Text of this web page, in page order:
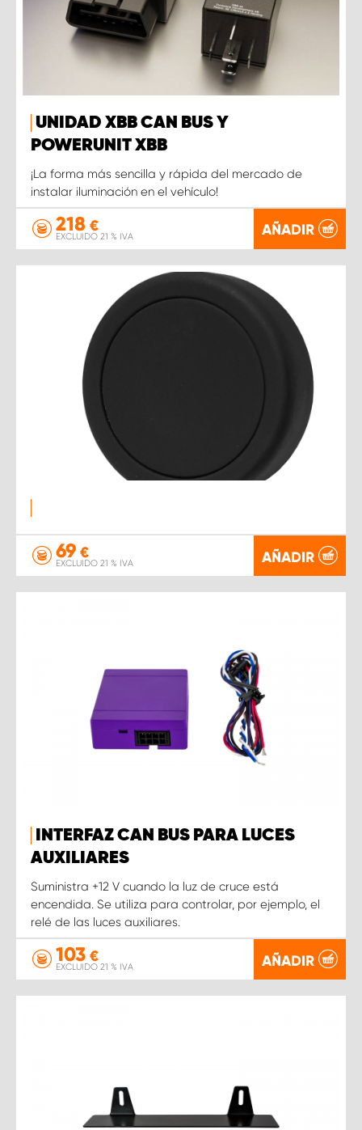
UNIDAD XBB CAN BUS Y
POWERUNIT XBB
¡La forma más sencilla y rápida del mercado de
instalar iluminación en el vehículo!
218 €
EXCLUIDO 21 % IVA AÑADIR
69 €
EXCLUIDO 21 % IVA AÑADIR
INTERFAZ CAN BUS PARA LUCES
AUXILIARES
Suministra +12 V cuando la luz de cruce está
encendida. Se utiliza para controlar, por ejemplo, el
relé de las luces auxiliares.
103 €
EXCLUIDO 21 % IVA AÑADIR